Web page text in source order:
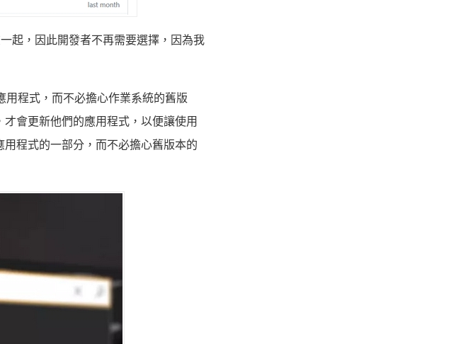
起，因此開發者不再需要選擇，因為我
程式，而不必擔心作業系統的舊版
會更新他們的應用程式，以便讓使用
程式的一部分，而不必擔心舊版本的